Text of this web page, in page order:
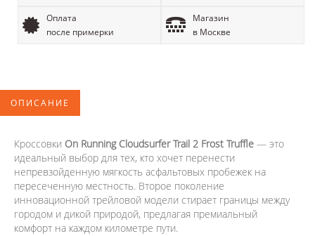
Оплата
после примерки
Магазин
в Москве
ОПИСАНИЕ
Кроссовки On Running Cloudsurfer Trail 2 Frost Truffle — это
идеальный выбор для тех, кто хочет перенести
непревзойденную мягкость асфальтовых пробежек на
пересеченную местность. Второе поколение
инновационной трейловой модели стирает границы между
городом и дикой природой, предлагая премиальный
комфорт на каждом километре пути.